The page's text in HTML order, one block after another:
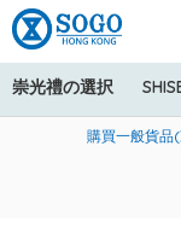
崇光禮の選択
美國運通
購買一般貨品
寄送中國內地服